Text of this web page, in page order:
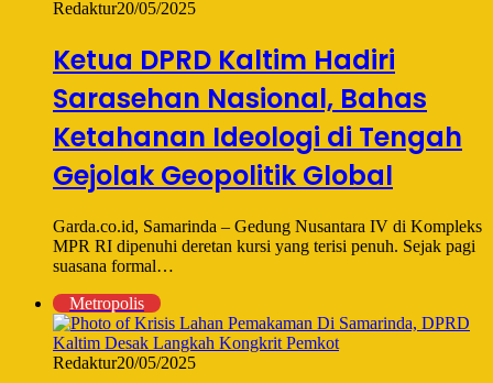
Redaktur20/05/2025
Ketua DPRD Kaltim Hadiri
Sarasehan Nasional, Bahas
Ketahanan Ideologi di Tengah
Gejolak Geopolitik Global
Garda.co.id, Samarinda – Gedung Nusantara IV di Kompleks
MPR RI dipenuhi deretan kursi yang terisi penuh. Sejak pagi
suasana formal…
Metropolis
Redaktur20/05/2025